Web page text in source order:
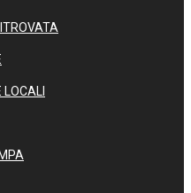
LOCALI